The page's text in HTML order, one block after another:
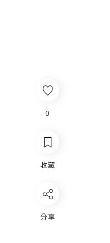
0
收藏
分享